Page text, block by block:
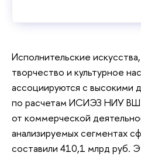
Исполнительские
творчество и культурное
ассоциируются с высокими
по расчетам ИСИЭЗ НИУ
от коммерческой
анализируемых сегментах
составили 410,1 млрд руб.